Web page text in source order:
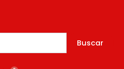
Buscar